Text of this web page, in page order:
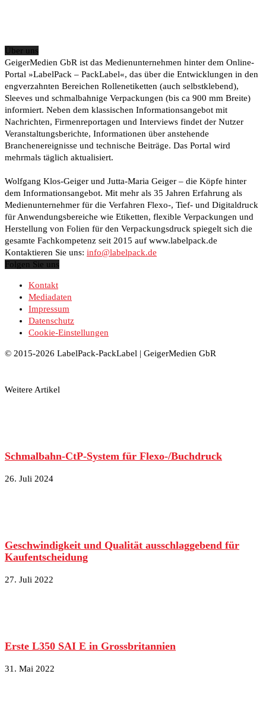
Über uns
GeigerMedien GbR ist das Medienunternehmen hinter dem Online-
Portal »LabelPack – PackLabel«, das über die Entwicklungen in den
engverzahnten Bereichen Rollenetiketten (auch selbstklebend),
Sleeves und schmalbahnige Verpackungen (bis ca 900 mm Breite)
informiert. Neben dem klassischen Informationsangebot mit
Nachrichten, Firmenreportagen und Interviews findet der Nutzer
Veranstaltungsberichte, Informationen über anstehende
Branchenereignisse und technische Beiträge. Das Portal wird
mehrmals täglich aktualisiert.
Wolfgang Klos-Geiger und Jutta-Maria Geiger – die Köpfe hinter
dem Informationsangebot. Mit mehr als 35 Jahren Erfahrung als
Medienunternehmer für die Verfahren Flexo-, Tief- und Digitaldruck
für Anwendungsbereiche wie Etiketten, flexible Verpackungen und
Herstellung von Folien für den Verpackungsdruck spiegelt sich die
gesamte Fachkompetenz seit 2015 auf www.labelpack.de
Kontaktieren Sie uns: info@labelpack.de
Folgen Sie uns
Kontakt
Mediadaten
Impressum
Datenschutz
Cookie-Einstellungen
© 2015-2026 LabelPack-PackLabel | GeigerMedien GbR
Weitere Artikel
Schmalbahn-CtP-System für Flexo-/Buchdruck
26. Juli 2024
Geschwindigkeit und Qualität ausschlaggebend für
Kaufentscheidung
27. Juli 2022
Erste L350 SAI E in Grossbritannien
31. Mai 2022